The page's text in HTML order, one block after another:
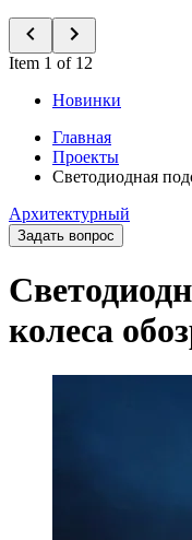
Item 1 of 12
Новинки
Главная
Проекты
Светодиодная
Архитектурный
Задать вопрос
колеса